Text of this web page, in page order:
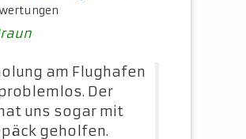
am Flughafen
Der
uns sogar mit
geholfen.